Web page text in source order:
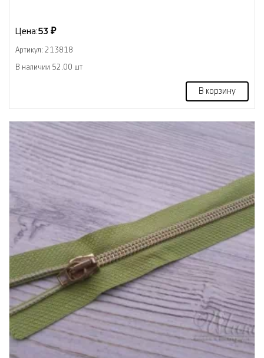
Цена:53 ₽
Артикул: 213818
В наличии 52.00 шт
В корзину